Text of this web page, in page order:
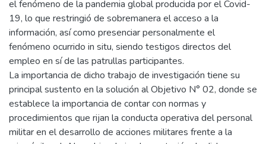
el fenómeno de la pandemia global producida por el Covid-
19, lo que restringió de sobremanera el acceso a la
información, así como presenciar personalmente el
fenómeno ocurrido in situ, siendo testigos directos del
empleo en sí de las patrullas participantes.
La importancia de dicho trabajo de investigación tiene su
principal sustento en la solución al Objetivo N° 02, donde se
establece la importancia de contar con normas y
procedimientos que rijan la conducta operativa del personal
militar en el desarrollo de acciones militares frente a la